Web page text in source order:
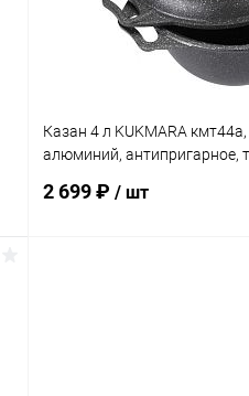
Казан 4 л KUKMARA
алюминий, антипригарное,
2 699 ₽ / шт